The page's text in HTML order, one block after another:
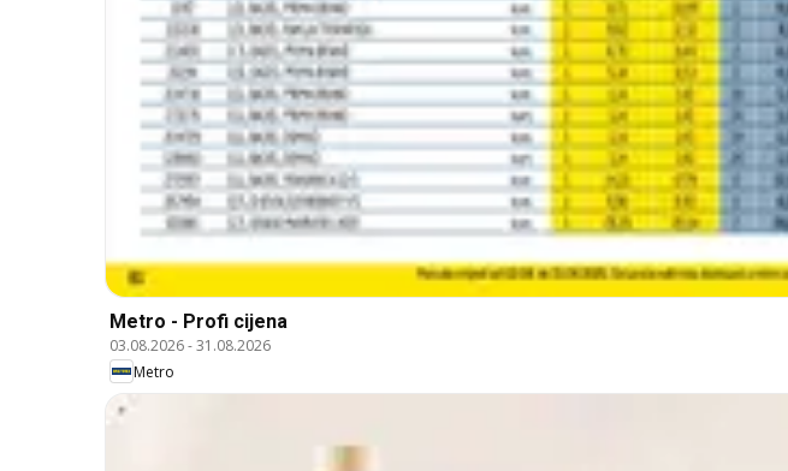
Metro - Profi cijena
03.08.2026-31.08.2026
Metro